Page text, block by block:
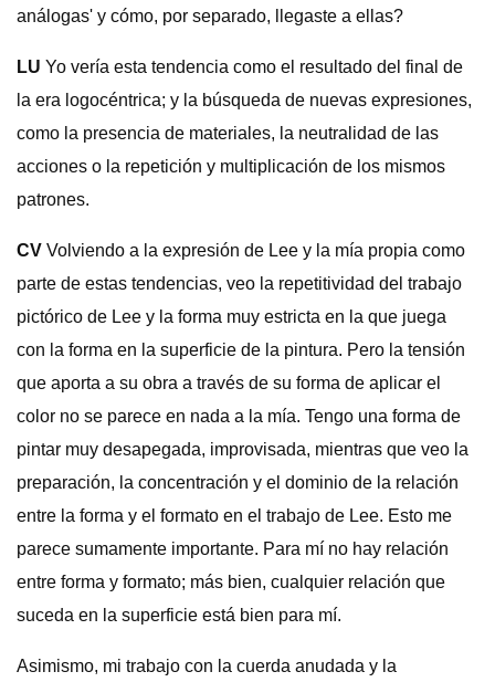
análogas' y cómo, por separado, llegaste a ellas?
LU Yo vería esta tendencia como el resultado del final de
la era logocéntrica; y la búsqueda de nuevas expresiones,
como la presencia de materiales, la neutralidad de las
acciones o la repetición y multiplicación de los mismos
patrones.
CV Volviendo a la expresión de Lee y la mía propia como
parte de estas tendencias, veo la repetitividad del trabajo
pictórico de Lee y la forma muy estricta en la que juega
con la forma en la superficie de la pintura. Pero la tensión
que aporta a su obra a través de su forma de aplicar el
color no se parece en nada a la mía. Tengo una forma de
pintar muy desapegada, improvisada, mientras que veo la
preparación, la concentración y el dominio de la relación
entre la forma y el formato en el trabajo de Lee. Esto me
parece sumamente importante. Para mí no hay relación
entre forma y formato; más bien, cualquier relación que
suceda en la superficie está bien para mí.
Asimismo, mi trabajo con la cuerda anudada y la